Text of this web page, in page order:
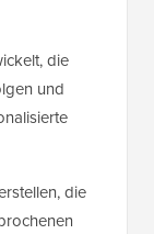
die
und
die